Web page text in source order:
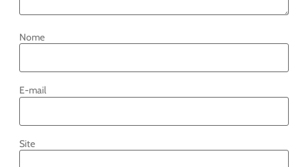
Nome
E-mail
Site